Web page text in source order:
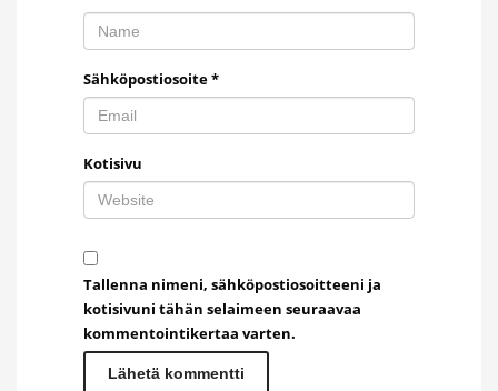
Sähköpostiosoite*
Kotisivu
Tallenna nimeni, sähköpostiosoitteeni ja
kotisivuni tähän selaimeen seuraavaa
kommentointikertaa varten.